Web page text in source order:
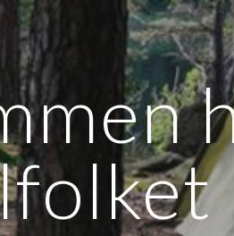
Skip to navigation